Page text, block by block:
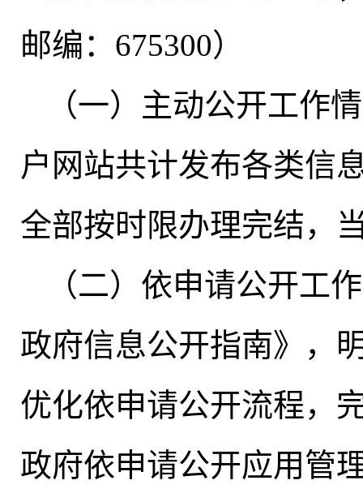
邮编：675300）
（一）主动公开工作
户网站共计发布各类信
全部按时限办理完结，
（二）依申请公开工
政府信息公开指南》，
优化依申请公开流程，
政府依申请公开应用管